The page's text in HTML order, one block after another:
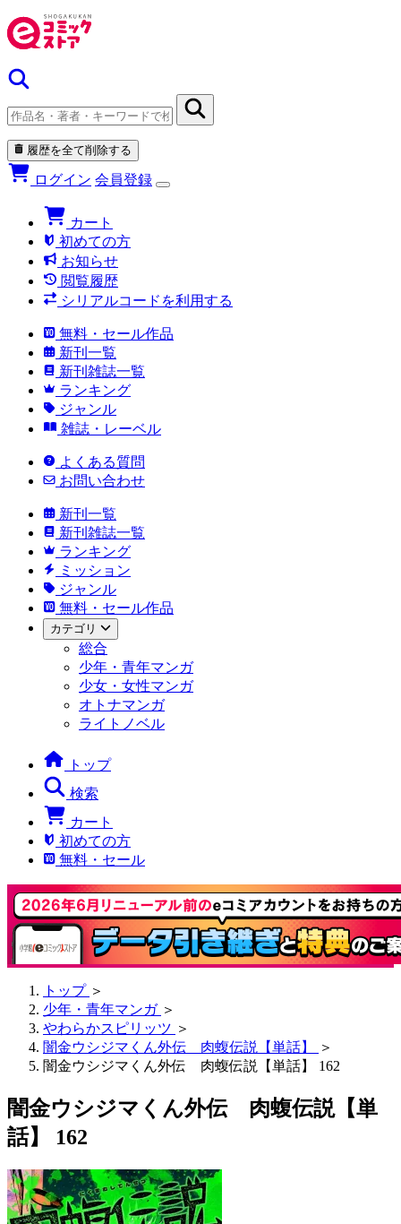
履歴を全て削除する
ログイン 会員登録
カート
初めての方
お知らせ
閲覧履歴
シリアルコードを利用する
無料・セール作品
新刊一覧
新刊雑誌一覧
ランキング
ジャンル
雑誌・レーベル
よくある質問
お問い合わせ
新刊一覧
新刊雑誌一覧
ランキング
ミッション
ジャンル
無料・セール作品
カテゴリ
総合
少年・青年マンガ
少女・女性マンガ
オトナマンガ
ライトノベル
トップ
検索
カート
初めての方
無料・セール
トップ ＞
少年・青年マンガ ＞
やわらかスピリッツ ＞
闇金ウシジマくん外伝 肉蝮伝説【単話】
＞
闇金ウシジマくん外伝 肉蝮伝説【単話】 162
闇金ウシジマくん外伝 肉蝮伝説【単
話】 162